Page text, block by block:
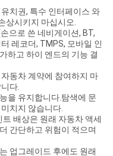
치권, 특수 인터페이스 와
상시키지 마십시오.
으로 쓴 네비게이션, BT,
레코더, TMPS, 모바일 인
하고 하이 엔드의 기능 결
동차 계약에 참여하지 마
다.
을 유지합니다.탐색에 문
치지 않습니다.
배상은 원래 자동차 액세
간단하고 위험이 적으며
업그레이드 후에도 원래